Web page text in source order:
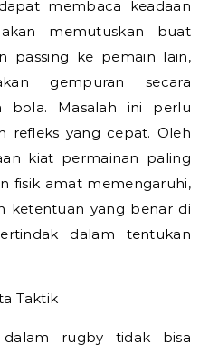
membaca keadaan
memutuskan buat
passing ke pemain lain,
gempuran secara
bola. Masalah ini perlu
refleks yang cepat. Oleh
kiat permainan paling
fisik amat memengaruhi,
ketentuan yang benar di
dalam tentukan
Taktik
dalam rugby tidak bisa